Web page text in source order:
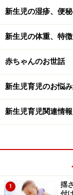
新生児の湿疹、便
新生児の体重、特徴
赤ちゃんのお世話
新生児育児のお悩
新生児育児関連情報
1
揺